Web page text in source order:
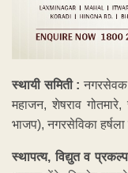
स्थायी समिती : नगरसेवक
महाजन, शेषराव
भाजप), नगरसेविका
स्थापत्य, विद्युत व